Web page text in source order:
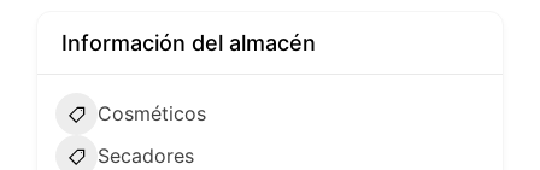
Información del almacén
Cosméticos
Secadores